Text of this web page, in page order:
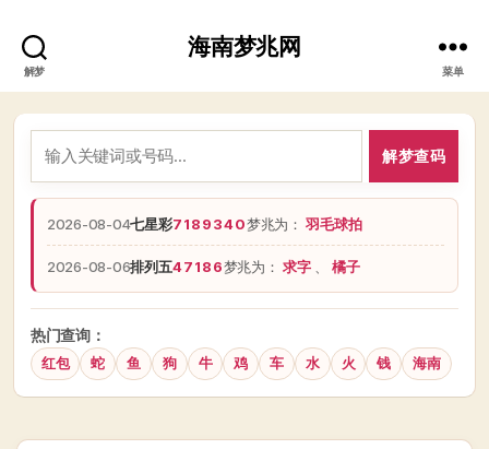
解梦
海南梦兆网
菜单
解梦查码
2026-08-04七星彩7189340梦兆为：羽毛球拍
2026-08-06排列五47186梦兆为：求字 橘子
热门查询：
红包 蛇 鱼 狗 牛 鸡 车 水 火 钱 海南